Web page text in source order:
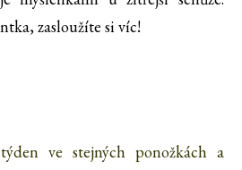
zasloužíte si víc!
ve stejných ponožkách a